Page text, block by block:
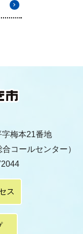
梅本21番地
合コールセンター）
ス